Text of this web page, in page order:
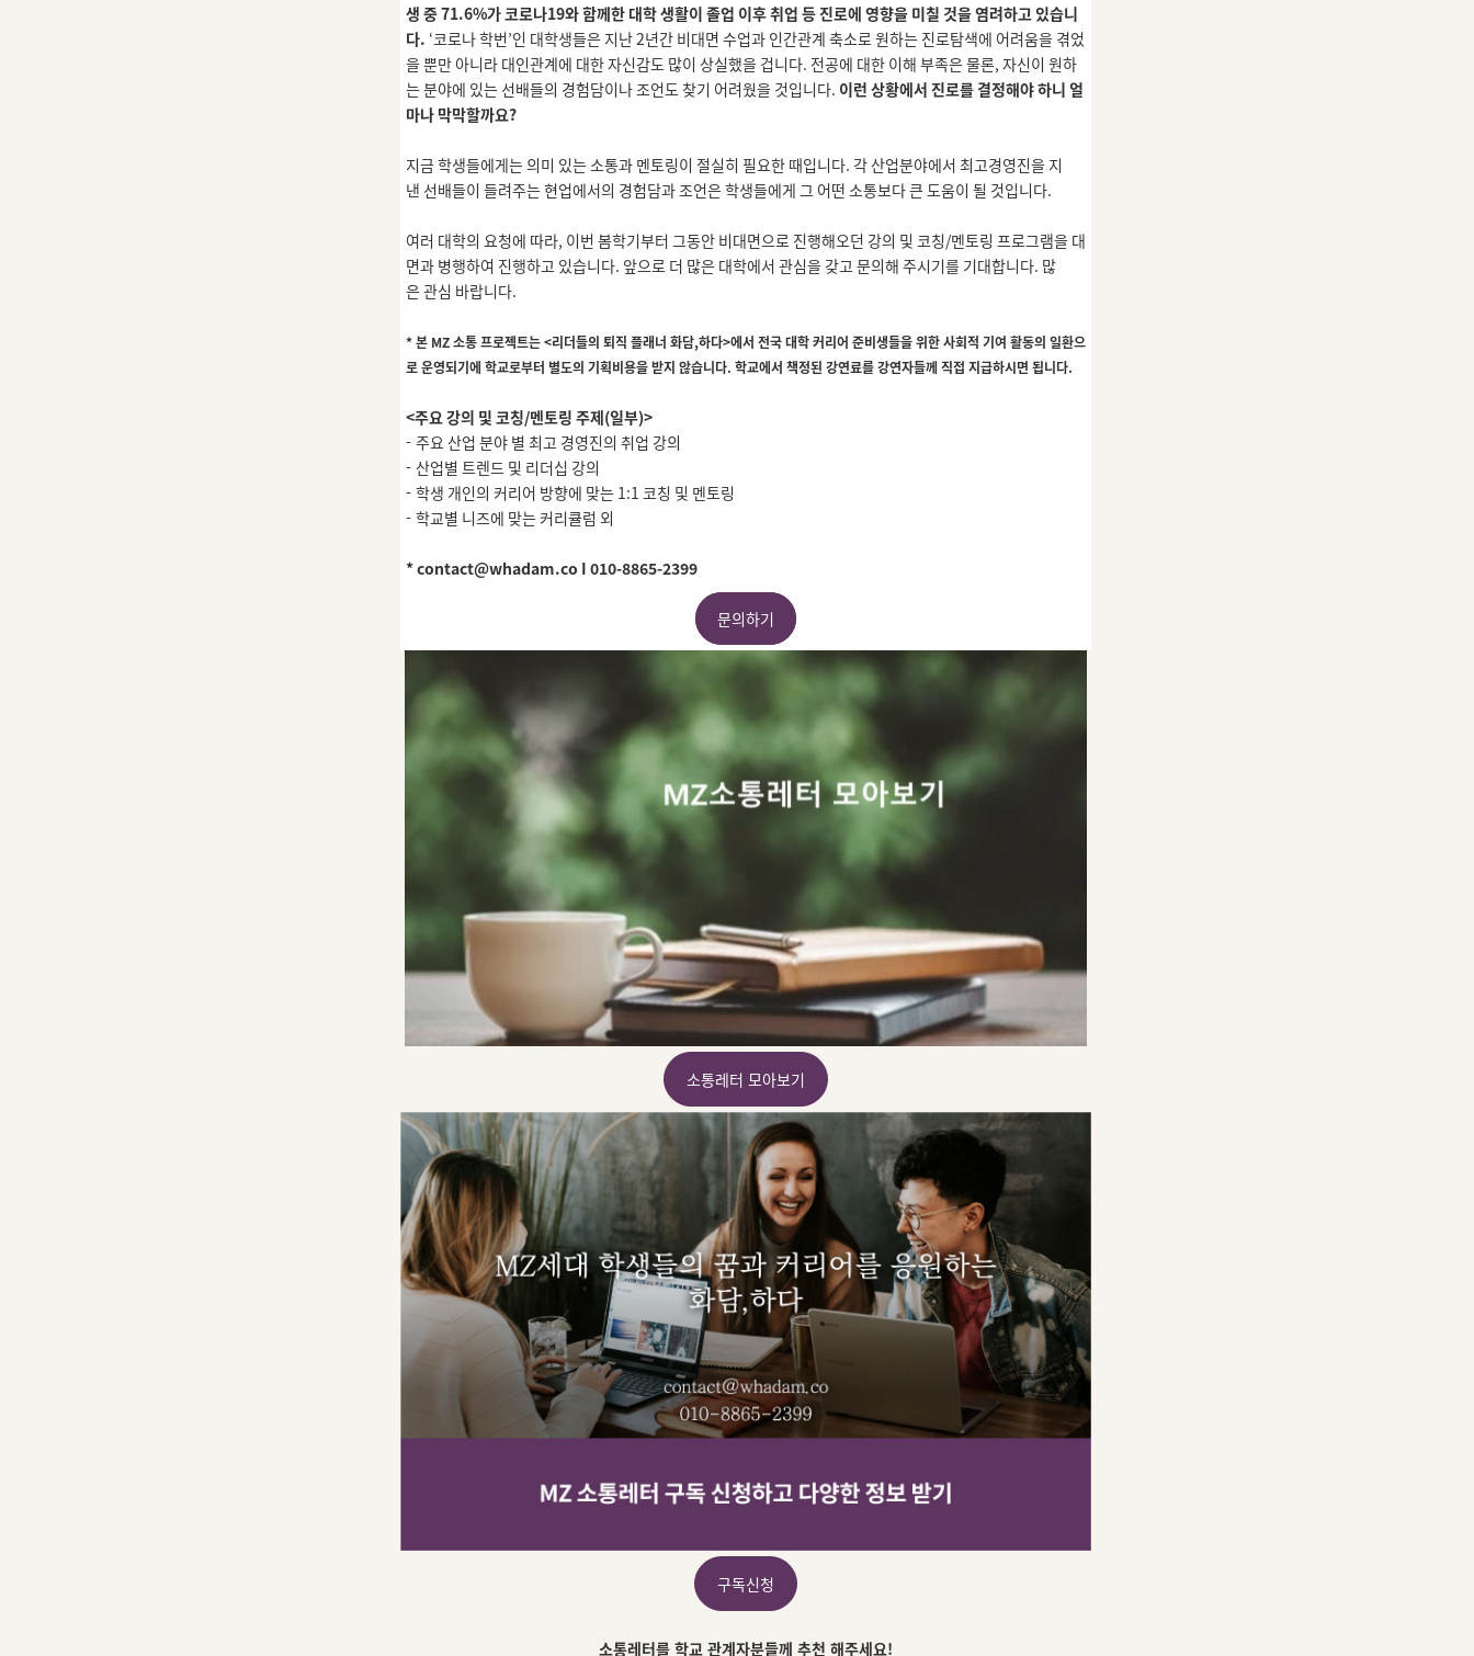
생 중71.6%가 코로나19와 함께한 대학 생활이 졸업 이후 취업 등 진로에 영향을 미칠 것을 염려하고 있습니
다. ‘코로나 학번’인 대학생들은 지난2년간 비대면 수업과 인간관계 축소로 원하는 진로탐색에 어려움을 겪었
을 뿐만 아니라 대인관계에 대한 자신감도 많이 상실했을 겁니다. 전공에 대한 이해 부족은 물론, 자신이 원하
는 분야에 있는 선배들의 경험담이나 조언도 찾기 어려웠을 것입니다. 이런 상황에서 진로를 결정해야 하니 얼
마나 막막할까요?
지금 학생들에게는 의미 있는 소통과 멘토링이 절실히 필요한 때입니다. 각 산업분야에서 최고경영진을 지
낸 선배들이 들려주는 현업에서의 경험담과 조언은 학생들에게 그 어떤 소통보다 큰 도움이 될 것입니다.
여러 대학의 요청에 따라, 이번 봄학기부터 그동안 비대면으로 진행해오던 강의 및 코칭/멘토링 프로그램을 대
면과 병행하여 진행하고 있습니다. 앞으로 더 많은 대학에서 관심을 갖고 문의해 주시기를 기대합니다. 많
은 관심 바랍니다.
*본 MZ소통 프로젝트는<리더들의 퇴직 플래너 화담,하다>에서 전국 대학 커리어 준비생들을 위한 사회적 기여 활동의 일환으
로 운영되기에 학교로부터 별도의 기획비용을 받지 않습니다. 학교에서 책정된 강연료를 강연자들께 직접 지급하시면 됩니다.
<주요 강의 및 코칭/멘토링 주제(일부)>
- 주요 산업 분야 별 최고 경영진의 취업 강의
- 산업별 트렌드 및 리더십 강의
- 학생 개인의 커리어 방향에 맞는 1:1 코칭 및 멘토링
- 학교별 니즈에 맞는 커리큘럼 외
* contact@whadam.co I 010-8865-2399
문의하기
소통레터 모아보기
구독신청
소통레터를 학교 관계자분들께 추천 해주세요!